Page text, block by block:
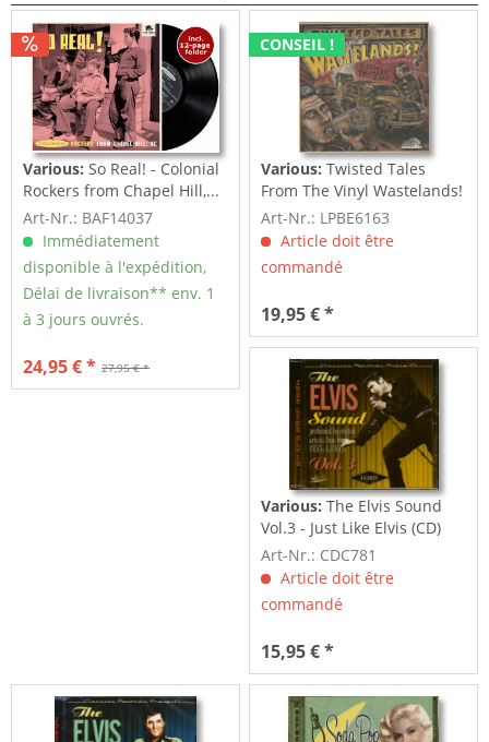
Various: So Real! - Colonial
Rockers from Chapel Hill,...
Art-Nr.: BAF14037
Immédiatement
disponible à l'expédition,
Délai de livraison** env. 1
à 3 jours ouvrés.
27,95 € *
24,95 € *
CONSEIL !
Various: Twisted Tales
From The Vinyl Wastelands!
Vol.5...
Art-Nr.: LPBE6163
Article doit être
commandé
19,95 € *
Various: The Elvis Sound
Vol.3 - Just Like Elvis (CD)
Art-Nr.: CDC781
Article doit être
commandé
15,95 € *